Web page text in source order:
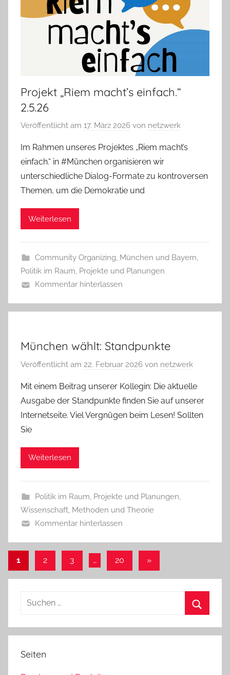
Projekt „Riem macht’s einfach.“
2.5.26
Veröffentlicht am 17. März 2026 von netzwerk
Im Rahmen unseres Projektes „Riem macht’s
einfach.“ in #München organisieren wir
unterschiedliche Dialog-Formate zu kontroversen
Themen, um die Demokratie und
Weiterlesen
Community Organizing, München und Bayern,
Politik im Raum, Projekte und Planungen
Kommentar hinterlassen
München wählt: Standpunkte
Veröffentlicht am 22. Februar 2026 von netzwerk
Mit einem Beitrag unserer Kollegin: Die aktuelle
Ausgabe der Standpunkte finden Sie auf unserer
Internetseite. Viel Vergnügen beim Lesen! Sollten
Sie
Weiterlesen
Politik im Raum, Projekte und Planungen,
Wissenschaft, Methoden und Theorie
Kommentar hinterlassen
Seitennummerierung
der
Beiträge
1 2 3 … 20
Nächste
»
Suchen
Seiten